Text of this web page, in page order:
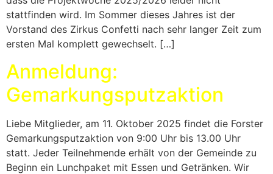
stattfinden wird. Im Sommer dieses Jahres ist der
Vorstand des Zirkus Confetti nach sehr langer Zeit zum
ersten Mal komplett gewechselt. […]
Anmeldung:
Gemarkungsputzaktion
Liebe Mitglieder, am 11. Oktober 2025 findet die Forster
Gemarkungsputzaktion von 9:00 Uhr bis 13.00 Uhr
statt. Jeder Teilnehmende erhält von der Gemeinde zu
Beginn ein Lunchpaket mit Essen und Getränken. Wir